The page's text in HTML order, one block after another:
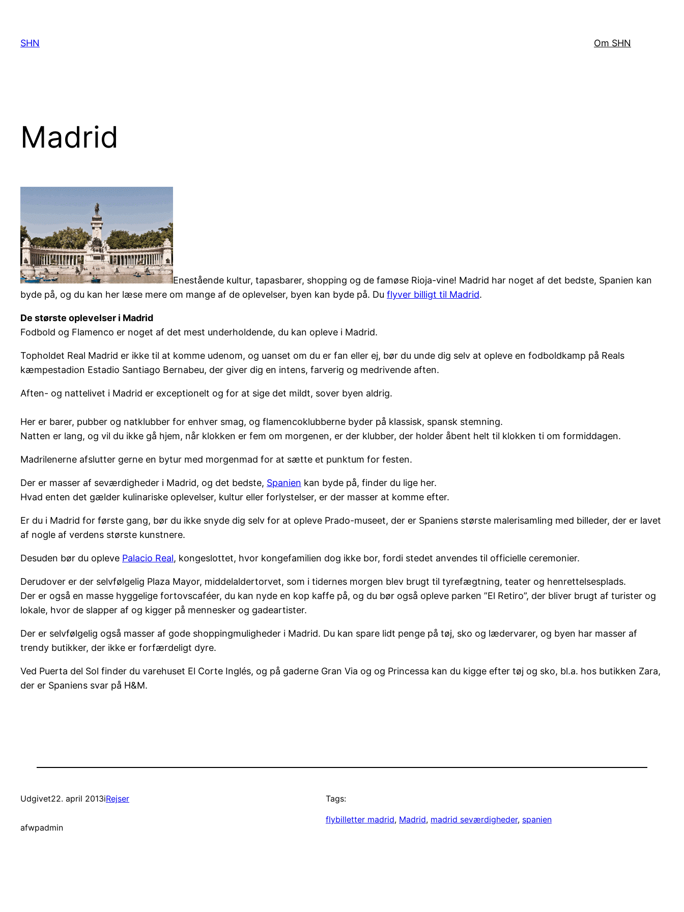
indhold
SHN Om SHN
Madrid
Enestående kultur, tapasbarer, shopping og de famøse Rioja-vine! Madrid har noget af det bedste, Spanien kan
byde på, og du kan her læse mere om mange af de oplevelser, byen kan byde på. Du flyver billigt til Madrid.
De største oplevelser i Madrid
Fodbold og Flamenco er noget af det mest underholdende, du kan opleve i Madrid.
Topholdet Real Madrid er ikke til at komme udenom, og uanset om du er fan eller ej, bør du unde dig selv at opleve en fodboldkamp på Reals
kæmpestadion Estadio Santiago Bernabeu, der giver dig en intens, farverig og medrivende aften.
Aften- og nattelivet i Madrid er exceptionelt og for at sige det mildt, sover byen aldrig.
Her er barer, pubber og natklubber for enhver smag, og flamencoklubberne byder på klassisk, spansk stemning.
Natten er lang, og vil du ikke gå hjem, når klokken er fem om morgenen, er der klubber, der holder åbent helt til klokken ti om formiddagen.
Madrilenerne afslutter gerne en bytur med morgenmad for at sætte et punktum for festen.
Der er masser af seværdigheder i Madrid, og det bedste, Spanien kan byde på, finder du lige her.
Hvad enten det gælder kulinariske oplevelser, kultur eller forlystelser, er der masser at komme efter.
Er du i Madrid for første gang, bør du ikke snyde dig selv for at opleve Prado-museet, der er Spaniens største malerisamling med billeder, der er lavet
af nogle af verdens største kunstnere.
Desuden bør du opleve Palacio Real, kongeslottet, hvor kongefamilien dog ikke bor, fordi stedet anvendes til officielle ceremonier.
Derudover er der selvfølgelig Plaza Mayor, middelaldertorvet, som i tidernes morgen blev brugt til tyrefægtning, teater og henrettelsesplads.
Der er også en masse hyggelige fortovscaféer, du kan nyde en kop kaffe på, og du bør også opleve parken ”El Retiro”, der bliver brugt af turister og
lokale, hvor de slapper af og kigger på mennesker og gadeartister.
Der er selvfølgelig også masser af gode shoppingmuligheder i Madrid. Du kan spare lidt penge på tøj, sko og lædervarer, og byen har masser af
trendy butikker, der ikke er forfærdeligt dyre.
Ved Puerta del Sol finder du varehuset El Corte Inglés, og på gaderne Gran Via og og Princessa kan du kigge efter tøj og sko, bl.a. hos butikken Zara,
der er Spaniens svar på H&M.
Udgivet22. april 2013iRejser
afwpadmin
Tags:
flybilletter madrid, Madrid, madrid seværdigheder, spanien